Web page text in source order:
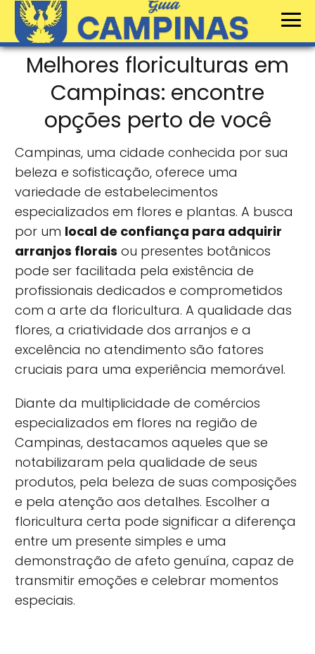
Melhores floriculturas em
Campinas: encontre
opções perto de você
Campinas, uma cidade conhecida por sua
beleza e sofisticação, oferece uma
variedade de estabelecimentos
especializados em flores e plantas. A busca
por um local de confiança para adquirir
arranjos florais ou presentes botânicos
pode ser facilitada pela existência de
profissionais dedicados e comprometidos
com a arte da floricultura. A qualidade das
flores, a criatividade dos arranjos e a
excelência no atendimento são fatores
cruciais para uma experiência memorável.
Diante da multiplicidade de comércios
especializados em flores na região de
Campinas, destacamos aqueles que se
notabilizaram pela qualidade de seus
produtos, pela beleza de suas composições
e pela atenção aos detalhes. Escolher a
floricultura certa pode significar a diferença
entre um presente simples e uma
demonstração de afeto genuína, capaz de
transmitir emoções e celebrar momentos
especiais.